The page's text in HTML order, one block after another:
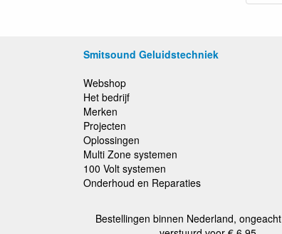
Smitsound Geluidstechniek
Webshop
Het bedrijf
Merken
Projecten
Oplossingen
Multi Zone systemen
100 Volt systemen
Onderhoud en Reparaties
Bestellingen binnen Nederland,